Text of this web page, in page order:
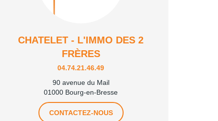
CHATELET - L'IMMO DES 2
FRÈRES
04.74.21.46.49
90 avenue du Mail
01000 Bourg-en-Bresse
CONTACTEZ-NOUS